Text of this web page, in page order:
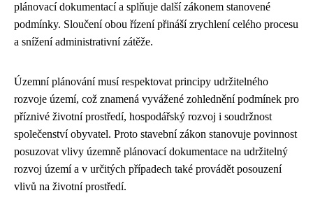
plánovací dokumentací a splňuje další zákonem stanovené
podmínky. Sloučení obou řízení přináší zrychlení celého procesu
a snížení administrativní zátěže.
Územní plánování musí respektovat principy udržitelného
rozvoje území, což znamená vyvážené zohlednění podmínek pro
příznivé životní prostředí, hospodářský rozvoj i soudržnost
společenství obyvatel. Proto stavební zákon stanovuje povinnost
posuzovat vlivy územně plánovací dokumentace na udržitelný
rozvoj území a v určitých případech také provádět posouzení
vlivů na životní prostředí.